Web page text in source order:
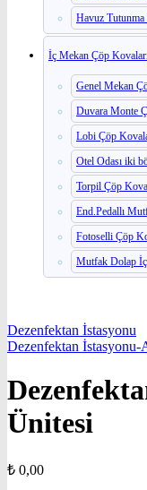
Havuz Tutunma
İç Mekan Çöp
Genel Mekan
Duvara Monte
Lobi Çöp
Otel Odası iki
Torpil Çöp
End.Pedallı
Fotoselli Çöp
Mutfak Dolap
Dezenfektan İstasyonu
Dezenfektan İstasyonu-
Ünitesi
₺ 0,00